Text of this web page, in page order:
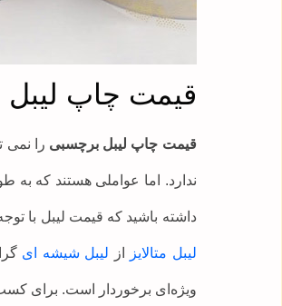
قیمت چاپ
قیمت چاپ لیبل برچسبی را نمی
ندارد. اما عواملی هستند که به
داشته باشید که قیمت لیبل با
لیبل متالایز از لیبل شیشه ای
ویژه‌‌ای برخوردار است. برای